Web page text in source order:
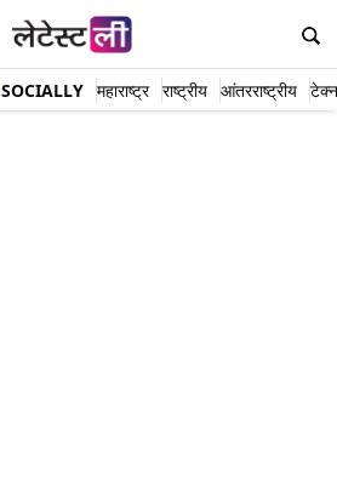
SOCIALLY महाराष्ट्र राष्ट्रीय आंतरराष्ट्रीय